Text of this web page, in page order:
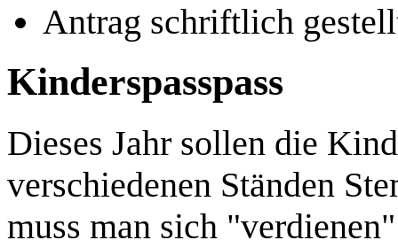
Antrag schriftlich
Kinderspasspass
Dieses Jahr sollen die
verschiedenen Ständen
muss man sich